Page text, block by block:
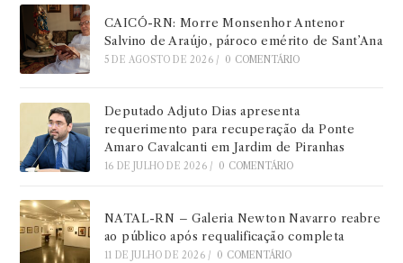
CAICÓ-RN: Morre Monsenhor Antenor
Salvino de Araújo, pároco emérito de Sant’Ana
5 DE AGOSTO DE 2026 / 0 COMENTÁRIO
Deputado Adjuto Dias apresenta
requerimento para recuperação da Ponte
Amaro Cavalcanti em Jardim de Piranhas
16 DE JULHO DE 2026 / 0 COMENTÁRIO
NATAL-RN – Galeria Newton Navarro reabre
ao público após requalificação completa
11 DE JULHO DE 2026 / 0 COMENTÁRIO